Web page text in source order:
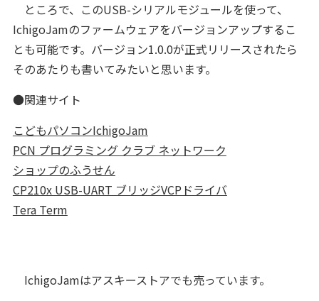
ところで、このUSB-シリアルモジュールを使って、
IchigoJamのファームウェアをバージョンアップするこ
とも可能です。バージョン1.0.0が正式リリースされたら
そのあたりも書いてみたいと思います。
●関連サイト
こどもパソコンIchigoJam
PCN プログラミング クラブ ネットワーク
ショップのふうせん
CP210x USB-UART ブリッジVCPドライバ
Tera Term
IchigoJamはアスキーストアでも売っています。